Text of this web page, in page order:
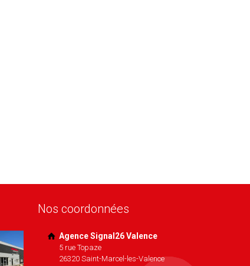
Nos coordonnées
Agence Signal26 Valence
5 rue Topaze
26320 Saint-Marcel-les-Valence